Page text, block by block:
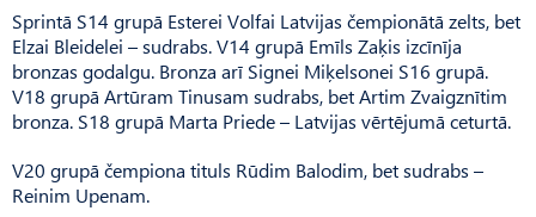
Sprintā S14 grupā Esterei Volfai Latvijas čempionātā zelts, bet
Elzai Bleidelei – sudrabs. V14 grupā Emīls Zaķis izcīnīja
bronzas godalgu. Bronza arī Signei Miķelsonei S16 grupā.
V18 grupā Artūram Tinusam sudrabs, bet Artim Zvaigznītim
bronza. S18 grupā Marta Priede – Latvijas vērtējumā ceturtā.
V20 grupā čempiona tituls Rūdim Balodim, bet sudrabs –
Reinim Upenam.